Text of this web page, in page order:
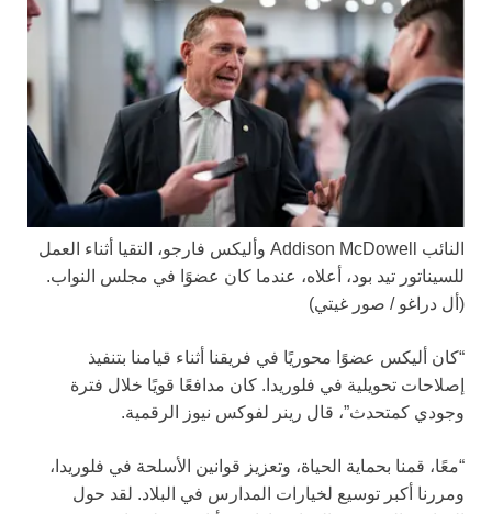
النائب Addison McDowell وأليكس فارجو، التقيا أثناء العمل
للسيناتور تيد بود، أعلاه، عندما كان عضوًا في مجلس النواب.
(أل دراغو / صور غيتي)
“كان أليكس عضوًا محوريًا في فريقنا أثناء قيامنا بتنفيذ
إصلاحات تحويلية في فلوريدا. كان مدافعًا قويًا خلال فترة
وجودي كمتحدث”، قال رينر لفوكس نيوز الرقمية.
“معًا، قمنا بحماية الحياة، وتعزيز قوانين الأسلحة في فلوريدا،
ومررنا أكبر توسيع لخيارات المدارس في البلاد. لقد حول